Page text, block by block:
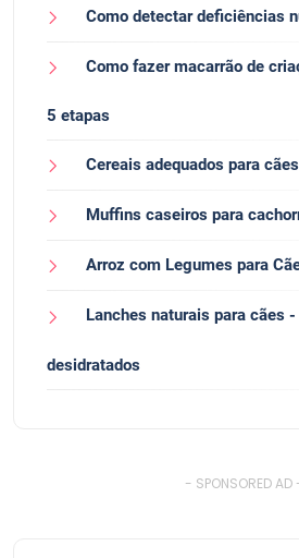
Como detectar deficiências
Como fazer macarrão de
5 etapas
Cereais adequados para cães
Muffins caseiros para
Arroz com Legumes para
Lanches naturais para cães
desidratados
- SPONSORED AD